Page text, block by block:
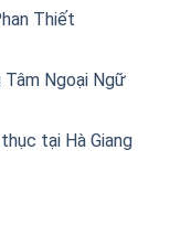
Thiết
Tâm Ngoại Ngữ
tại Hà Giang